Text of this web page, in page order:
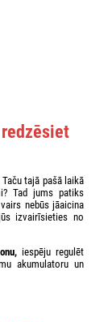
tajā pašā laikā
Tad jums patiks
nebūs jāaicina
izvairīsieties no
iespēju regulēt
akumulatoru un